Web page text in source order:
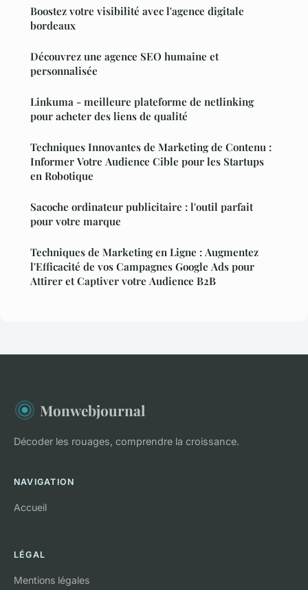
Boostez votre visibilité avec l'agence digitale
bordeaux
Découvrez une agence SEO humaine et
personnalisée
Linkuma - meilleure plateforme de netlinking
pour acheter des liens de qualité
Techniques Innovantes de Marketing de Contenu :
Informer Votre Audience Cible pour les Startups
en Robotique
Sacoche ordinateur publicitaire : l'outil parfait
pour votre marque
Techniques de Marketing en Ligne : Augmentez
l'Efficacité de vos Campagnes Google Ads pour
Attirer et Captiver votre Audience B2B
Monwebjournal
Décoder les rouages, comprendre la croissance.
NAVIGATION
Accueil
LÉGAL
Mentions légales